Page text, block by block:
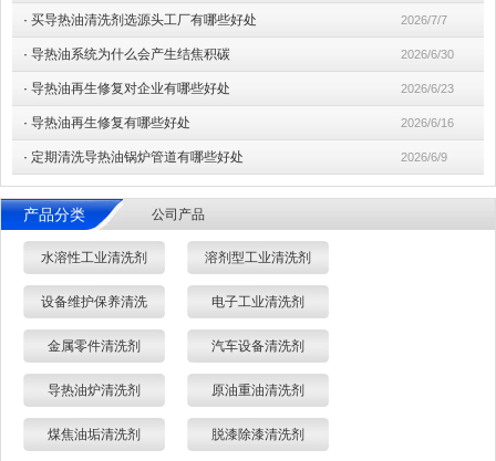
· 买导热油清洗剂选源头工厂有哪些好处 2026/7/7
· 导热油系统为什么会产生结焦积碳 2026/6/30
· 导热油再生修复对企业有哪些好处 2026/6/23
· 导热油再生修复有哪些好处 2026/6/16
· 定期清洗导热油锅炉管道有哪些好处 2026/6/9
产品分类 公司产品
水溶性工业清洗剂 溶剂型工业清洗剂
设备维护保养清洗 电子工业清洗剂
金属零件清洗剂 汽车设备清洗剂
导热油炉清洗剂 原油重油清洗剂
煤焦油垢清洗剂 脱漆除漆清洗剂